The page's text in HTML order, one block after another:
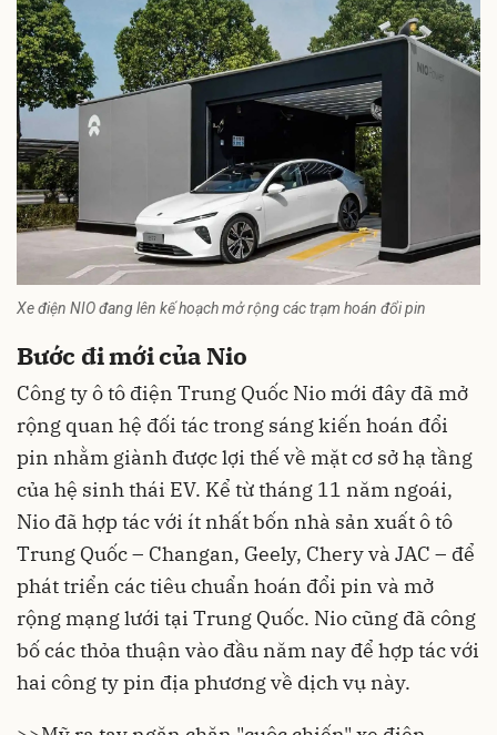
Xe điện NIO đang lên kế hoạch mở rộng các trạm hoán đổi pin
Bước đi mới của Nio
Công tyô tô điện Trung Quốc Nio mới đây đã mở
rộng quan hệ đối tác trong sáng kiến hoán đổi
pin nhằm giành được lợi thế về mặt cơ sở hạ tầng
của hệ sinh thái EV. Kể từ tháng 11 năm ngoái,
Nio đã hợp tác với ít nhất bốn nhà sản xuất ô tô
Trung Quốc – Changan, Geely, Chery và JAC – để
phát triển các tiêu chuẩn hoán đổi pin và mở
rộng mạng lưới tại Trung Quốc. Nio cũng đã công
bố các thỏa thuận vào đầu năm nay để hợp tác với
hai công ty pin địa phương về dịch vụ này.